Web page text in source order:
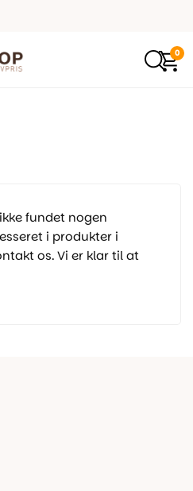
0
fundet nogen
i produkter i
os. Vi er klar til at